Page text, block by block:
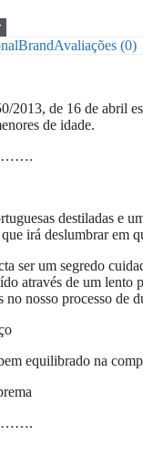
BrandAvaliações (0)
de 16 de abril
de idade.
destiladas e
irá deslumbrar em
ser um segredo
através de um lento
no nosso processo
equilibrado na